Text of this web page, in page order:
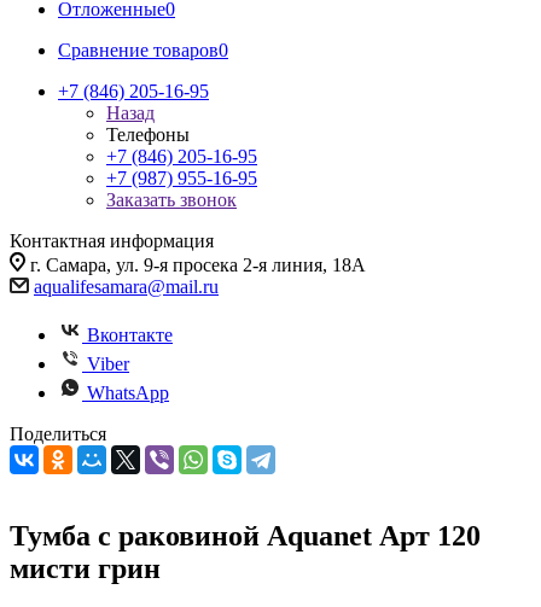
Отложенные0
Сравнение товаров0
+7 (846) 205-16-95
Назад
Телефоны
+7 (846) 205-16-95
+7 (987) 955-16-95
Заказать звонок
Контактная информация
г. Самара, ул. 9-я просека 2-я линия, 18А
aqualifesamara@mail.ru
Вконтакте
Viber
WhatsApp
Поделиться
Тумба с раковиной Aquanet Арт 120
мисти грин